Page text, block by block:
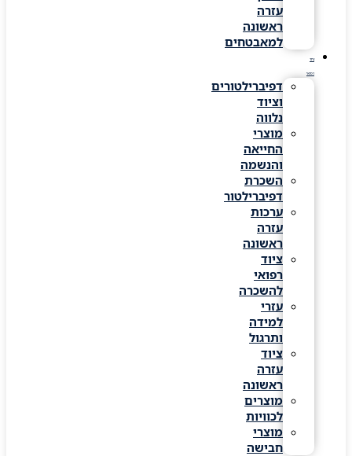
עזרה
ראשונה
למאבטחים
דפיברילטורים
נלווה
מוצרי
החייאה
והנשמה
השכרת
דפיברילטור
ערכות
עזרה
ראשונה
ציוד
רפואי
להשכרה
עזרי
למידה
ותרגול
ציוד
עזרה
ראשונה
מוצרים
לכוויות
מוצרי
חבישה